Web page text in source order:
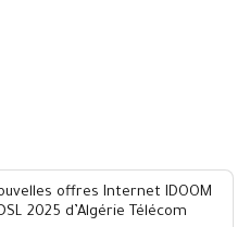
offres Internet IDOOM
2025 d’Algérie Télécom